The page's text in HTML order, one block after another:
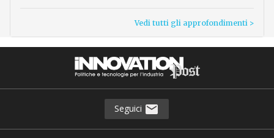
Vedi tutti gli approfondimenti >
Seguici